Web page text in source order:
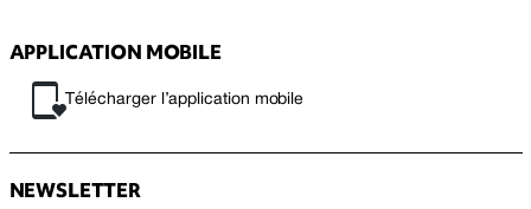
APPLICATION MOBILE
Télécharger l’application mobile
NEWSLETTER